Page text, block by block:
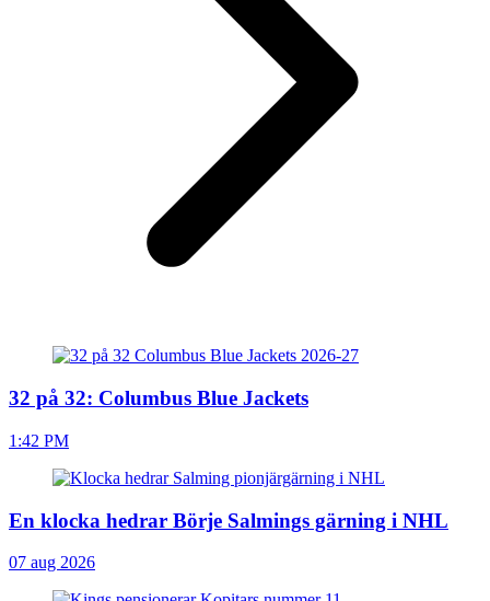
32 på 32: Columbus Blue Jackets
1:42 PM
En klocka hedrar Börje Salmings gärning i NHL
07 aug 2026